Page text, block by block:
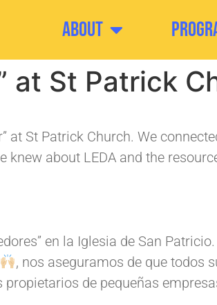
About
at St Patrick
at St Patrick Church. We
knew about LEDA and the
en la Iglesia de San
, nos aseguramos de que todos
de pequeñas